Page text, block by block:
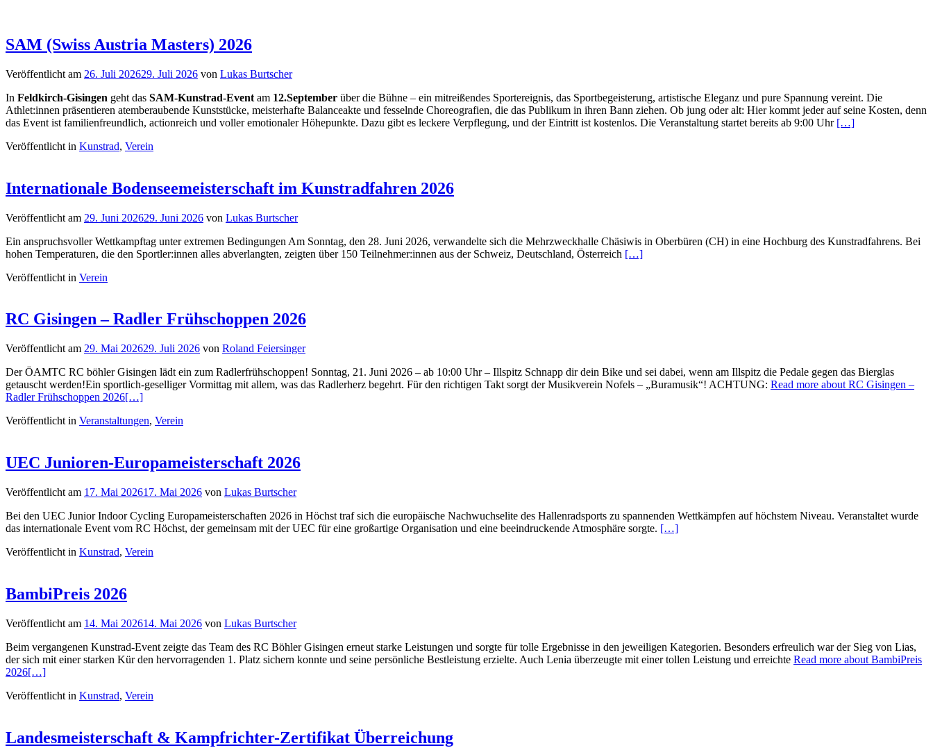
SAM (Swiss Austria Masters) 2026
Veröffentlicht am 26. Juli 202629. Juli 2026 von Lukas Burtscher
In Feldkirch-Gisingen geht das SAM-Kunstrad-Event am 12.September über die Bühne – ein mitreißendes Sportereignis, das Sportbegeisterung, artistische Eleganz und pure Spannung vereint. Die
Athlet:innen präsentieren atemberaubende Kunststücke, meisterhafte Balanceakte und fesselnde Choreografien, die das Publikum in ihren Bann ziehen. Ob jung oder alt: Hier kommt jeder auf seine Kosten, denn
das Event ist familienfreundlich, actionreich und voller emotionaler Höhepunkte. Dazu gibt es leckere Verpflegung, und der Eintritt ist kostenlos. Die Veranstaltung startet bereits ab 9:00 Uhr […]
Veröffentlicht in Kunstrad, Verein
Internationale Bodenseemeisterschaft im Kunstradfahren 2026
Veröffentlicht am 29. Juni 202629. Juni 2026 von Lukas Burtscher
Ein anspruchsvoller Wettkampftag unter extremen Bedingungen Am Sonntag, den 28. Juni 2026, verwandelte sich die Mehrzweckhalle Chäsiwis in Oberbüren (CH) in eine Hochburg des Kunstradfahrens. Bei
hohen Temperaturen, die den Sportler:innen alles abverlangten, zeigten über 150 Teilnehmer:innen aus der Schweiz, Deutschland, Österreich […]
Veröffentlicht in Verein
RC Gisingen – Radler Frühschoppen 2026
Veröffentlicht am 29. Mai 202629. Juli 2026 von Roland Feiersinger
Der ÖAMTC RC böhler Gisingen lädt ein zum Radlerfrühschoppen! Sonntag, 21. Juni 2026 – ab 10:00 Uhr – Illspitz Schnapp dir dein Bike und sei dabei, wenn am Illspitz die Pedale gegen das Bierglas
getauscht werden!Ein sportlich-geselliger Vormittag mit allem, was das Radlerherz begehrt. Für den richtigen Takt sorgt der Musikverein Nofels – „Buramusik“! ACHTUNG: Read more about RC Gisingen –
Radler Frühschoppen 2026[…]
Veröffentlicht in Veranstaltungen, Verein
UEC Junioren-Europameisterschaft 2026
Veröffentlicht am 17. Mai 202617. Mai 2026 von Lukas Burtscher
Bei den UEC Junior Indoor Cycling Europameisterschaften 2026 in Höchst traf sich die europäische Nachwuchselite des Hallenradsports zu spannenden Wettkämpfen auf höchstem Niveau. Veranstaltet wurde
das internationale Event vom RC Höchst, der gemeinsam mit der UEC für eine großartige Organisation und eine beeindruckende Atmosphäre sorgte. […]
Veröffentlicht in Kunstrad, Verein
BambiPreis 2026
Veröffentlicht am 14. Mai 202614. Mai 2026 von Lukas Burtscher
Beim vergangenen Kunstrad-Event zeigte das Team des RC Böhler Gisingen erneut starke Leistungen und sorgte für tolle Ergebnisse in den jeweiligen Kategorien. Besonders erfreulich war der Sieg von Lias,
der sich mit einer starken Kür den hervorragenden 1. Platz sichern konnte und seine persönliche Bestleistung erzielte. Auch Lenia überzeugte mit einer tollen Leistung und erreichte Read more about BambiPreis
2026[…]
Veröffentlicht in Kunstrad, Verein
Landesmeisterschaft & Kampfrichter-Zertifikat Überreichung